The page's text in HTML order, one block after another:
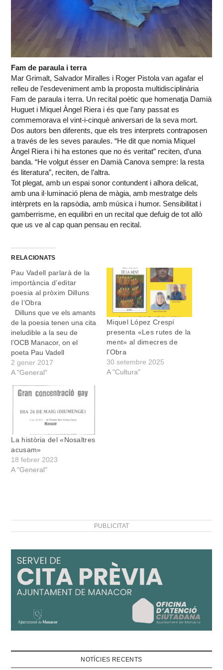
Fam de paraula i terra
Mar Grimalt, Salvador Miralles i Roger Pistola van agafar el
relleu de l’esdeveniment amb la proposta multidisciplinària
Fam de paraula i terra. Un recital poètic que homenatja Damià
Huguet i Miquel Àngel Riera i és que l’any passat es
commemorava el vint-i-cinquè aniversari de la seva mort.
Dos autors ben diferents, que els tres interprets contraposen
a través de les seves paraules. “He dit que nomia Miquel
Àngel Riera i hi ha estones que no és veritat” reciten, d’una
banda. “He volgut ésser en Damià Canova sempre: la resta
és literatura”, reciten, de l’altra.
Tot plegat, amb un espai sonor contundent i alhora delicat,
amb una il·luminació plena de màgia, amb mestratge dels
intèrprets en la rapsòdia, amb música i humor. Sensibilitat i
gamberrisme, en equilibri en un recital que defuig de tot allò
que us ve al cap quan pensau en recital.
RELACIONATS
Pau Vadell parlarà de la
importància d’editar
poesia al pròxim Dilluns
de l’Obra
Dilluns que ve els amants
de la poesia tenen una cita
ineludible a la seu de
l’OCB Manacor, on el
poeta Pau Vadell
pronunciarà la conferència
“Editar la poesia del segle
dia 9 de gener, a les 20.00
en relleu…
2 gener 2017
A "General"
Miquel López Crespí
presenta «Les rutes de la
ment» al dimecres de
l’Obra
30 setembre 2025
A "Cultura"
La història del «Nosaltres
acusam»
18 febrer 2023
A "General"
PUBLICITAT
NOTÍCIES RECENTS